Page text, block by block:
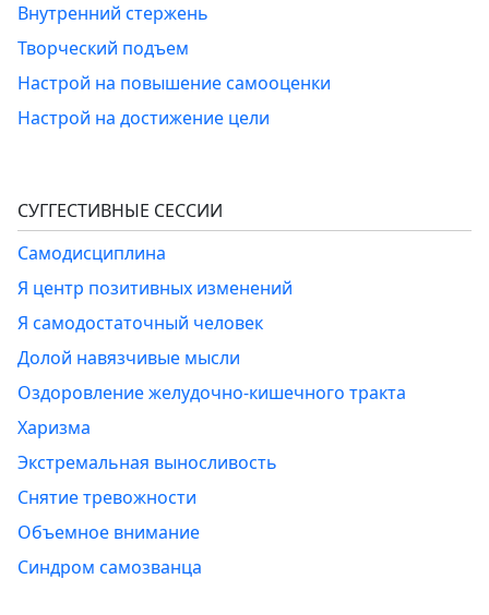
Внутренний стержень
Творческий подъем
Настрой на повышение самооценки
Настрой на достижение цели
СУГГЕСТИВНЫЕ СЕССИИ
Самодисциплина
Я центр позитивных изменений
Я самодостаточный человек
Долой навязчивые мысли
Оздоровление желудочно-кишечного тракта
Харизма
Экстремальная выносливость
Снятие тревожности
Объемное внимание
Синдром самозванца